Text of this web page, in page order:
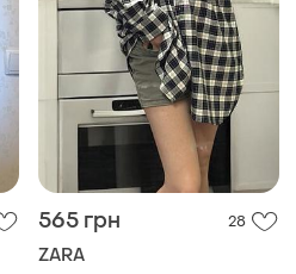
565 грн 28
ZARA